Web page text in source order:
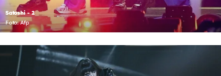
Satoshi - 2
Foto: Afp